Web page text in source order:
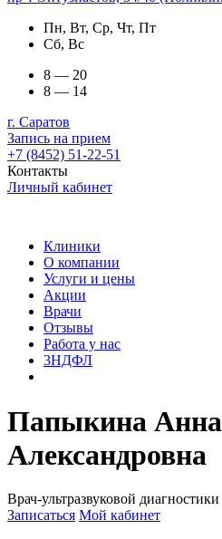
Пн, Вт, Ср, Чт, Пт
Сб, Вс
8 — 20
8 — 14
г. Саратов
Запись на прием
+7 (8452) 51-22-51
Контакты
Личный кабинет
Клиники
О компании
Услуги и цены
Акции
Врачи
Отзывы
Работа у нас
3НДФЛ
Папыкина Анна
Александровна
Врач-ультразвуковой диагностики
Записаться Мой кабинет